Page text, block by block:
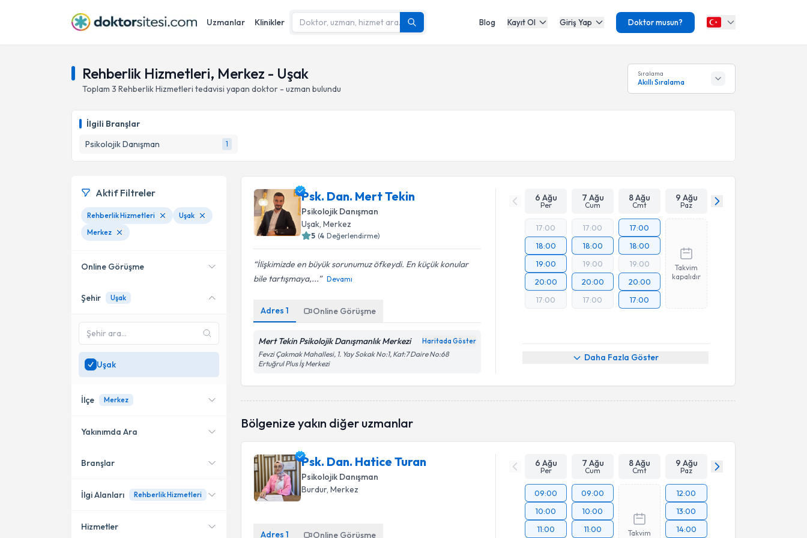
Uzmanlar Klinikler Blog Kayıt Ol Giriş Yap Doktor musun?
Rehberlik Hizmetleri, Merkez - Uşak
Toplam 3 Rehberlik Hizmetleri tedavisi yapan doktor - uzman bulundu
Sıralama
Akıllı Sıralama
İlgili Branşlar
Psikolojik Danışman
1
Psk. Dan. Mert Tekin
Psikolojik Danışman
Uşak, Merkez
5 (4 Değerlendirme)
İlişkimizde en büyük sorunumuz öfkeydi. En küçük konular
bile tartışmaya,...
Devamı
Adres1 Online Görüşme
Mert Tekin Psikolojik Danışmanlık Merkezi Haritada Göster
Fevzi Çakmak Mahallesi, 1. Yay Sokak No:1, Kat:7 Daire No:68
Ertuğrul Plus İş Merkezi
6 Ağu
Per
7 Ağu
Cum
8 Ağu
Cmt
9 Ağu
Paz
17:00
18:00
19:00
20:00
17:00
17:00
18:00
19:00
20:00
17:00
17:00
18:00
19:00
20:00
17:00
Takvim
kapalıdır
Daha Fazla Göster
Bölgenize yakın diğer uzmanlar
Psk. Dan. Hatice Turan
Psikolojik Danışman
Burdur, Merkez
Adres1 Online Görüşme
6 Ağu
Per
7 Ağu
Cum
8 Ağu
Cmt
9 Ağu
Paz
09:00
10:00
11:00
09:00
10:00
11:00
Takvim
12:00
13:00
14:00
Aktif Filtreler
Rehberlik Hizmetleri
Uşak
Merkez
Online Görüşme
Online danışmanlık sunan
SadeceUşak
uzman ara
Şehir Uşak
Uşak
İlçe Merkez
Merkez
Yakınımda Ara
Konumuma yakın uzmanları
Branşlar
Psikolojik Danışman
İlgi Alanları Rehberlik Hizmetleri
Hizmetler